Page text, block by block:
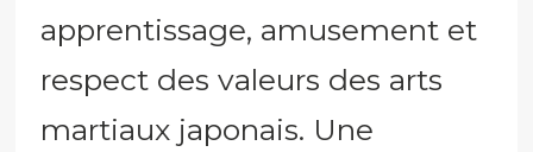
apprentissage, amusement et
respect des valeurs des arts
martiaux japonais. Une